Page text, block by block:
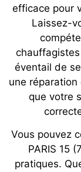
efficace pour
Laissez-
chauffagistes
éventail de
une
que votre
Vous pouvez
PARIS 15
pratiques.